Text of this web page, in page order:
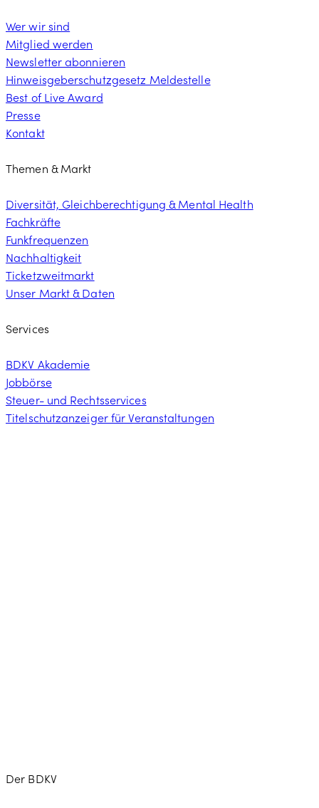
Wer wir sind
Mitglied werden
Newsletter abonnieren
Hinweisgeberschutzgesetz Meldestelle
Best of Live Award
Presse
Kontakt
Themen & Markt
Diversität, Gleichberechtigung & Mental Health
Fachkräfte
Funkfrequenzen
Nachhaltigkeit
Ticketzweitmarkt
Unser Markt & Daten
Services
BDKV Akademie
Jobbörse
Steuer- und Rechtsservices
Titelschutzanzeiger für Veranstaltungen
Der BDKV